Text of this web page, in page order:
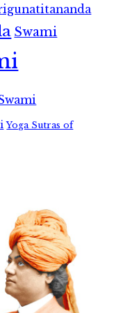
Swami
Yoga Sutras of